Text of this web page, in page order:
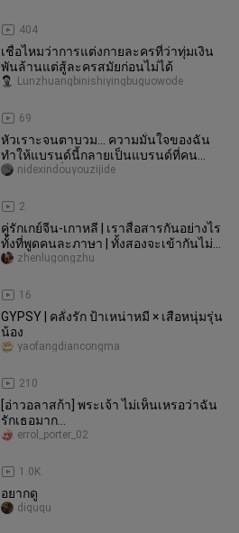
404
เชื่อไหมว่าการแต่งกายละครที่ว่าทุ่มเงิน
พันล้านแต่สู้ละครสมัยก่อนไม่ได้
69
Lunzhuangbinishiyingbuguowode
หัวเราะจนตาบวม... ความมั่นใจของฉัน
ทำให้แบรนด์นี้กลายเป็นแบรนด์ที่คน
ค้นหามากที่สุดหลังจากผ่านไป 20 ปี
2
nidexindouyouzijide
คู่รักเกย์จีน-เกาหลี | เราสื่อสารกันอย่างไร
ทั้งที่พูดคนละภาษา | ทั้งสองจะเข้ากันไม่
ได้มากแค่ไหน
16
zhenlugongzhu
GYPSY | คลั่งรัก ป้าเหน่าหมี × เสือหนุ่มรุ่น
น้อง
210
yaofangdiancongma
[อ่าวอลาสก้า] พระเจ้า ไม่เห็นเหรอว่าฉัน
รักเธอมาก...
1.0K
errol_porter_02
อยากดู
diququ